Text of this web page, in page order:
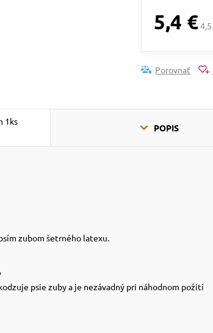
5,4 €
Porovnať
1ks
POPIS
zubom šetrného latexu.
psie zuby a je nezávadný pri náhodnom požití